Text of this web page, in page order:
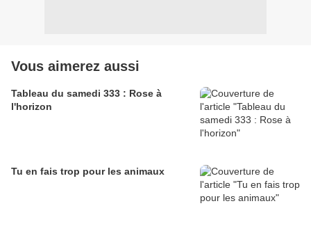
Vous aimerez aussi
Tableau du samedi 333 : Rose à
l'horizon
Tu en fais trop pour les animaux